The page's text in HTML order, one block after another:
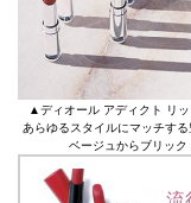
▲ディオール アディクト リッ
あらゆるスタイルにマッチす
ベージュからブリック